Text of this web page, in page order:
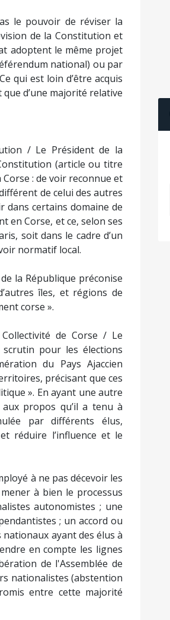
le pouvoir de réviser la
de la Constitution et
adoptent le même projet
national) ou par
qui est loin d’être acquis
d’une majorité relative
/ Le Président de la
(article ou titre
: de voir reconnue et
de celui des autres
dans certains domaine de
en Corse, et ce, selon ses
soit dans le cadre d’un
normatif local.
la République préconise
îles, et régions de
corse ».
de Corse / Le
pour les élections
du Pays Ajaccien
précisant que ces
». En ayant une autre
propos qu’il a tenu à
par différents élus,
réduire l’influence et le
à ne pas décevoir les
à bien le processus
autonomistes ; une
; un accord ou
ayant des élus à
en compte les lignes
de l'Assemblée de
nationalistes (abstention
entre cette majorité